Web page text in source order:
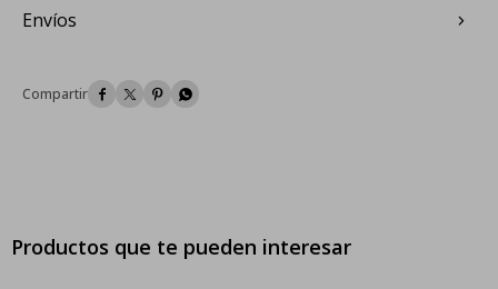
Envíos
   
Productos que te pueden interesar